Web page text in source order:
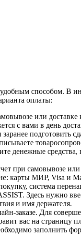
способом. В
оплаты:
или доставке
с вами в день
подготовить
денежные средства,
при самовывозе
карты МИР, Visa и
система
Здесь нужно
и имя держателя.
заказе. Для
вас на страницу
заполнить